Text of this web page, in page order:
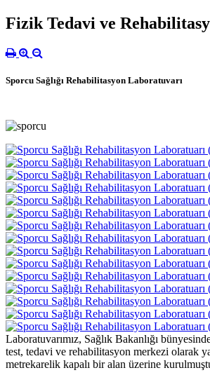
Fizik Tedavi ve
Sporcu Sağlığı Rehabilitasyon Laboratuvarı
Laboratuvarımız, Sağlık Bakanlığı
test, tedavi ve rehabilitasyon merkezi olarak
metrekarelik kapalı bir alan üzerine